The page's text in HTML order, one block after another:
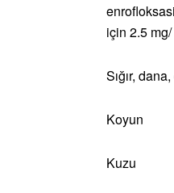
için 2.5
Sığır,
Koyun
Kuzu :